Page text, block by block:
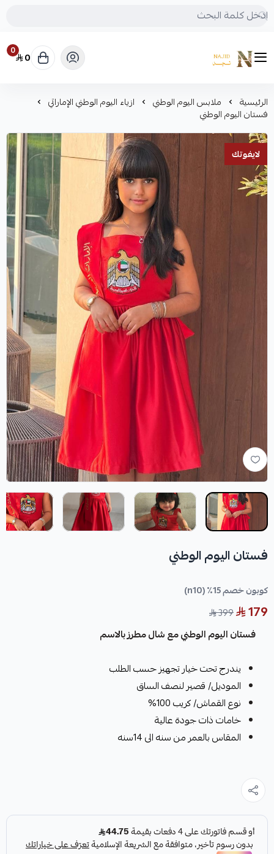
متجر نجد
0 0
الرئيسية ملابس اليوم الوطني ازياء اليوم الوطني الإماراتي
فستان اليوم الوطني
لايفوتك
فستان اليوم الوطني
كوبون خصم 15٪ (n10)
179
399
فستان اليوم الوطني مع شال مطرز بالاسم
يندرج تحت خيار تجهيز حسب الطلب
الموديل/ قصير لنصف الساق
نوع القماش/ كريب 100%
خامات ذات جودة عالية
المقاس بالعمر من سنه الى 14سنه